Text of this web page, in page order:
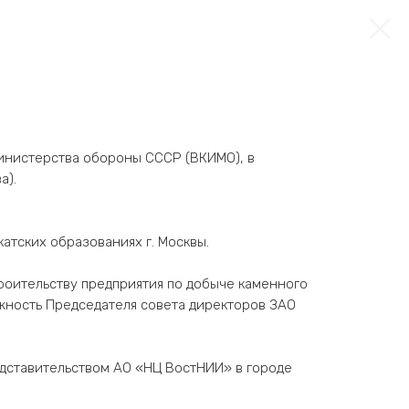
обороны СССР (ВКИМО), в
образованиях г. Москвы.
предприятия по добыче каменного
Председателя совета директоров ЗАО
АО «НЦ ВостНИИ» в городе